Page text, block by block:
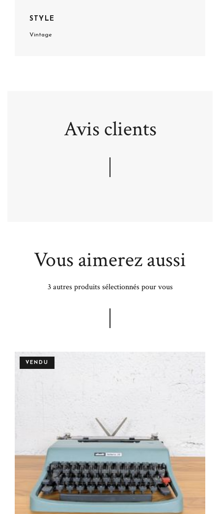
STYLE
Vintage
Avis clients
Vous aimerez aussi
3 autres produits sélectionnés pour vous
VENDU